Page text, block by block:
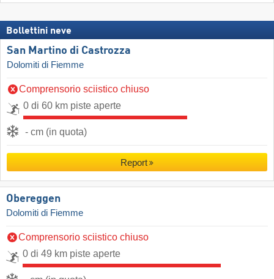
Bollettini neve
San Martino di Castrozza
Dolomiti di Fiemme
Comprensorio sciistico chiuso
0 di 60 km piste aperte
- cm (in quota)
Report
Obereggen
Dolomiti di Fiemme
Comprensorio sciistico chiuso
0 di 49 km piste aperte